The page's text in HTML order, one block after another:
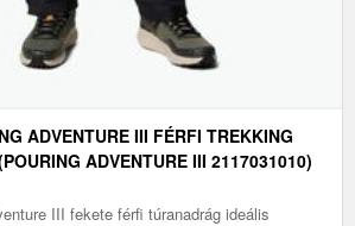
ADVENTURE III FÉRFI TREKKING
ADVENTURE III 2117031010)
III fekete férfi túranadrág ideális